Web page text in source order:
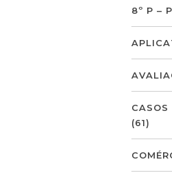
8º P –
(61)